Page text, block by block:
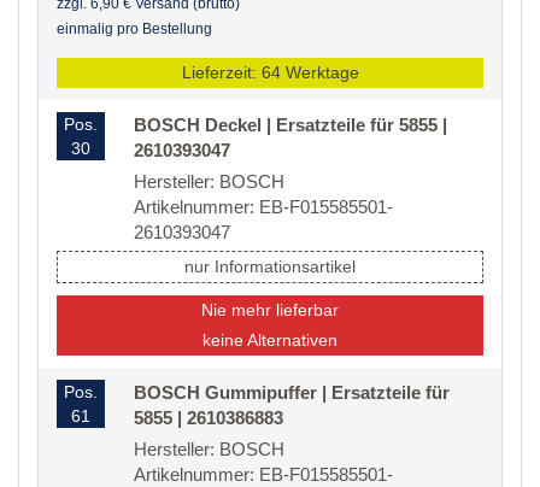
zzgl. 6,90 € Versand (brutto)
einmalig pro Bestellung
Lieferzeit: 64 Werktage
Pos.
30
BOSCH Deckel | Ersatzteile für 5855 |
2610393047
Hersteller: BOSCH
Artikelnummer: EB-F015585501-
2610393047
nur Informationsartikel
Nie mehr lieferbar
keine Alternativen
Pos.
61
BOSCH Gummipuffer | Ersatzteile für
5855 | 2610386883
Hersteller: BOSCH
Artikelnummer: EB-F015585501-